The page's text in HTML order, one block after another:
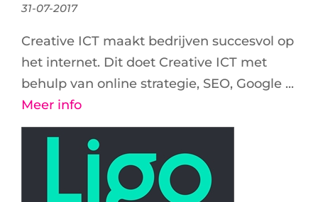
31-07-2017
Creative ICT maakt bedrijven succesvol op
het internet. Dit doet Creative ICT met
behulp van online strategie, SEO, Google ...
Meer info